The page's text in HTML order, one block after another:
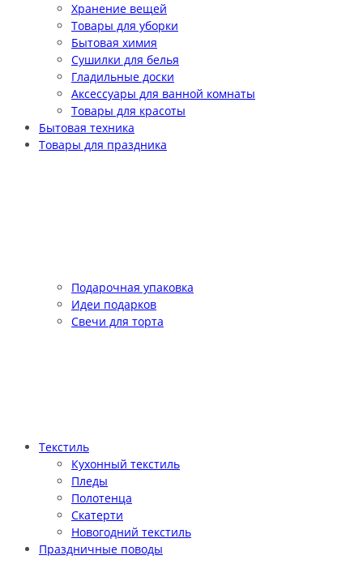
Хранение вещей
Товары для уборки
Бытовая химия
Сушилки для белья
Гладильные доски
Аксессуары для ванной комнаты
Товары для красоты
Бытовая техника
Товары для праздника
Подарочная упаковка
Идеи подарков
Свечи для торта
Текстиль
Кухонный текстиль
Пледы
Полотенца
Скатерти
Новогодний текстиль
Праздничные поводы